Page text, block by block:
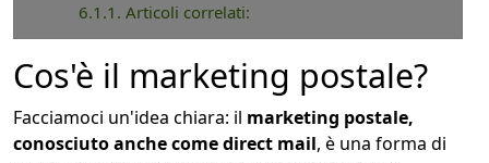
6.1.1. Articoli correlati:
Cos'è il marketing postale?
Facciamoci un'idea chiara: il marketing postale,
conosciuto anche come direct mail, è una forma di